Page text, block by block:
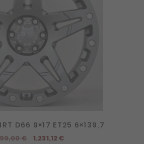
D66 9×17 ET25 6×139,7
€
Ursprünglicher
1.231,12€Aktueller